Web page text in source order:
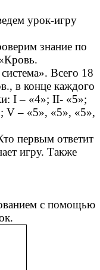
урок-игру
знание по
Всего 18
в конце каждого
I – «4»; II- «5»;
V – «5», «5», «5»,
первым ответит
игру. Также
с помощью